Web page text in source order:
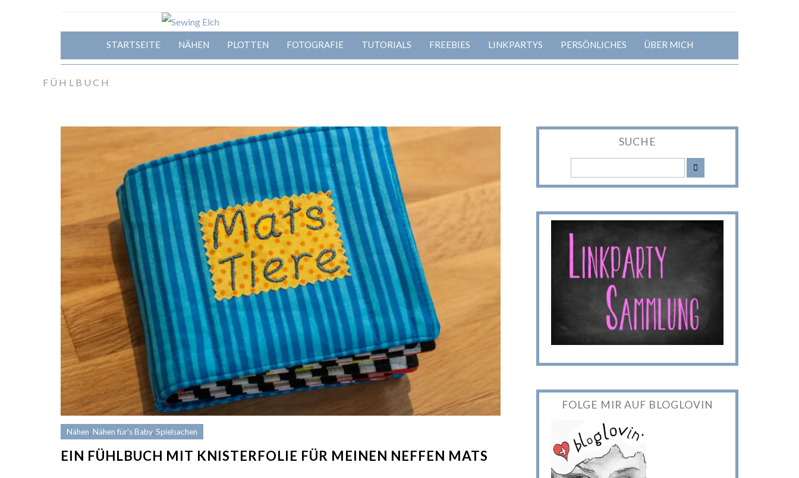
STARTSEITE NÄHEN PLOTTEN FOTOGRAFIE TUTORIALS FREEBIES LINKPARTYS PERSÖNLICHES ÜBER MICH
FÜHLBUCH
Nähen, Nähen für's Baby, Spielsachen
EIN FÜHLBUCH MIT KNISTERFOLIE FÜR MEINEN NEFFEN MATS
SUCHE
FOLGE MIR AUF BLOGLOVIN